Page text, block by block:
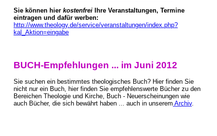
Sie können hier kostenfrei Ihre Veranstaltungen, Termine
eintragen und dafür werben:
http://www.theology.de/service/veranstaltungen/index.php?
kal_Aktion=eingabe
BUCH-Empfehlungen ... im Juni 2012
Sie suchen ein bestimmtes theologisches Buch? Hier finden Sie
nicht nur ein Buch, hier finden Sie empfehlenswerte Bücher zu den
Bereichen Theologie und Kirche, Buch - Neuerscheinungen wie
auch Bücher, die sich bewährt haben ... auch in unserem Archiv.